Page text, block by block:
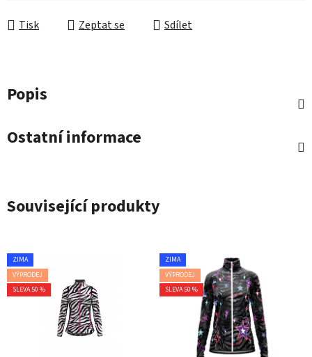
Tisk Zeptat se Sdílet
Popis
Ostatní informace
Související produkty
ZIMA
VÝPRODEJ
SLEVA 50 %
ZIMA
VÝPRODEJ
SLEVA 50 %